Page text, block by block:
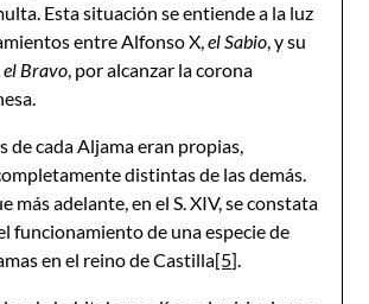
Esta situación se entiende a la luz
entre Alfonso X,el Sabio, y su
el Bravo, por alcanzar la corona
de cada Aljama eran propias,
distintas de las demás.
más adelante, en el S. XIV, se constata
funcionamiento de una especie de
en el reino de Castilla[5].